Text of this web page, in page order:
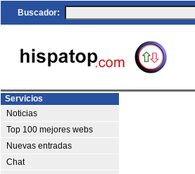
Buscador:
Servicios
Noticias
Top 100 mejores webs
Nuevas entradas
Chat